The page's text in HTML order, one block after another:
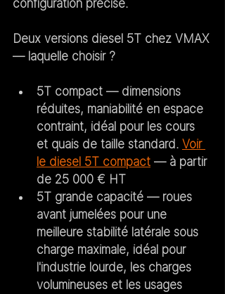
configuration précise.
Deux versions diesel 5T chez VMAX
— laquelle choisir ?
5T compact — dimensions
réduites, maniabilité en espace
contraint, idéal pour les cours
et quais de taille standard. Voir
le diesel 5T compact — à partir
de 25 000 € HT
5T grande capacité — roues
avant jumelées pour une
meilleure stabilité latérale sous
charge maximale, idéal pour
l'industrie lourde, les charges
volumineuses et les usages